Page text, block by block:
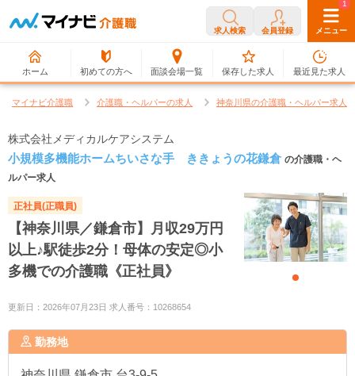
求人検索 会員登録 メニュー
ホーム 初めての方へ 面談会場一覧
0
保存した求人
1
最近見た求人
マイナビ介護職 介護職・ヘルパーの求人 神奈川県の介護職・ヘルパー求人
株式会社メディカルケアシステム
小規模多機能ホームちいさな手 ききょうの花鎌倉 の介護職・ヘ
ルパー求人
正社員(正職員)
【神奈川県／鎌倉市】月収29万円
以上♪駅徒歩2分！母体の安定◎小
多機での介護職《正社員》
更新日：2026年07月23日 求人番号：10268654
勤務地